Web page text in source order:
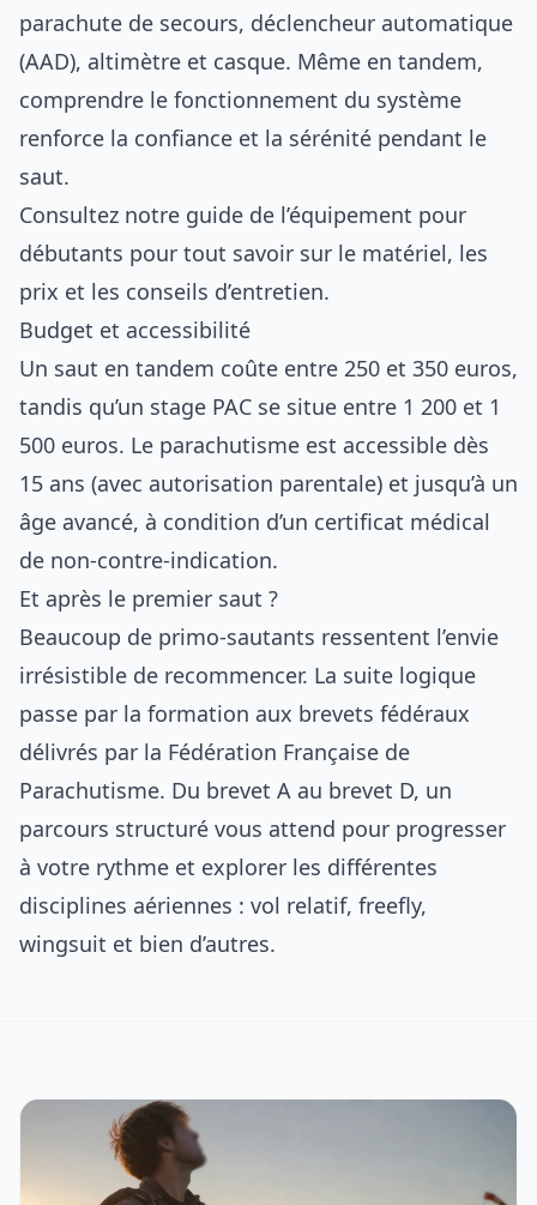
parachute de secours, déclencheur automatique
(AAD), altimètre et casque. Même en tandem,
comprendre le fonctionnement du système
renforce la confiance et la sérénité pendant le
saut.
Consultez notre guide de l’équipement pour
débutants pour tout savoir sur le matériel, les
prix et les conseils d’entretien.
Budget et accessibilité
Un saut en tandem coûte entre 250 et 350 euros,
tandis qu’un stage PAC se situe entre 1 200 et 1
500 euros. Le parachutisme est accessible dès
15 ans (avec autorisation parentale) et jusqu’à un
âge avancé, à condition d’un certificat médical
de non-contre-indication.
Et après le premier saut ?
Beaucoup de primo-sautants ressentent l’envie
irrésistible de recommencer. La suite logique
passe par la formation aux brevets fédéraux
délivrés par la Fédération Française de
Parachutisme. Du brevet A au brevet D, un
parcours structuré vous attend pour progresser
à votre rythme et explorer les différentes
disciplines aériennes : vol relatif, freefly,
wingsuit et bien d’autres.